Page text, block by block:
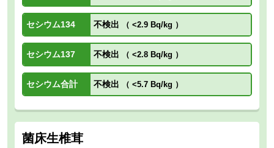
セシウム134 不検出 （ <2.9 Bq/kg ）
セシウム137 不検出 （ <2.8 Bq/kg ）
セシウム合計 不検出 （ <5.7 Bq/kg ）
菌床生椎茸